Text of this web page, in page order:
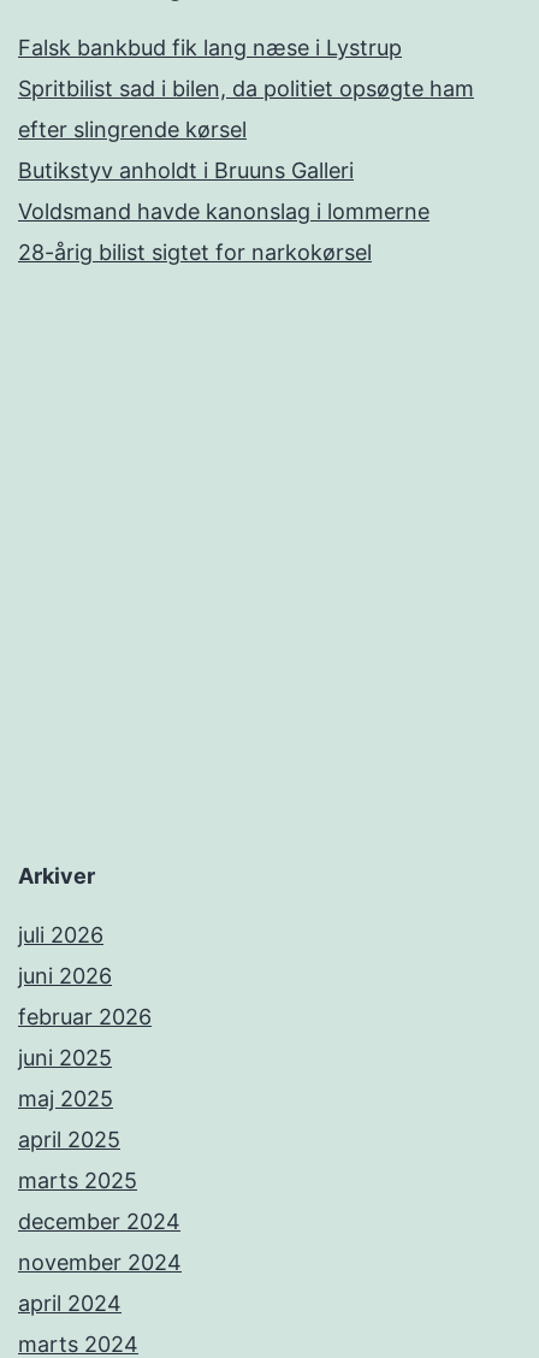
Falsk bankbud fik lang næse i Lystrup
Spritbilist sad i bilen, da politiet opsøgte ham
efter slingrende kørsel
Butikstyv anholdt i Bruuns Galleri
Voldsmand havde kanonslag i lommerne
28-årig bilist sigtet for narkokørsel
Arkiver
juli 2026
juni 2026
februar 2026
juni 2025
maj 2025
april 2025
marts 2025
december 2024
november 2024
april 2024
marts 2024